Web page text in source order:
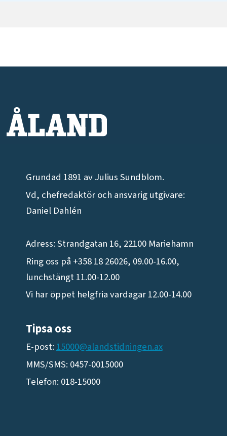
Grundad 1891 av Julius Sundblom.
Vd, chefredaktör och ansvarig utgivare:
Daniel Dahlén
Adress: Strandgatan 16, 22100 Mariehamn
Ring oss på +358 18 26026, 09.00-16.00,
lunchstängt 11.00-12.00
Vi har öppet helgfria vardagar 12.00-14.00
Tipsa oss
E-post: 15000@alandstidningen.ax
MMS/SMS: 0457-0015000
Telefon: 018-15000